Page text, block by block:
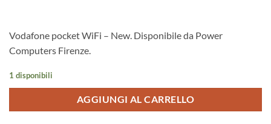
Vodafone pocket WiFi – New. Disponibile da Power
Computers Firenze.
1 disponibili
AGGIUNGI AL CARRELLO